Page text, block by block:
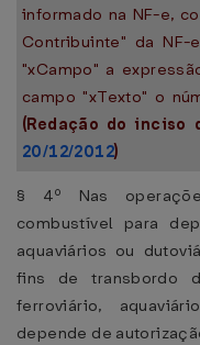
informado na NF-e,
Contribuinte" da
"xCampo" a
campo "xTexto" o
(Redação do inciso
20/12/2012)
§ 4º Nas
combustível para
aquaviários ou
fins de transbordo
ferroviário,
depende de